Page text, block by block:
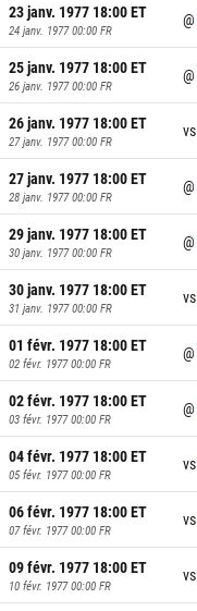
23 janv. 1977 18:00ET
24 janv. 1977 00:00 FR
@
25 janv. 1977 18:00ET
26 janv. 1977 00:00 FR
@
26 janv. 1977 18:00ET
27 janv. 1977 00:00 FR
vs
27 janv. 1977 18:00ET
28 janv. 1977 00:00 FR
@
29 janv. 1977 18:00ET
30 janv. 1977 00:00 FR
@
30 janv. 1977 18:00ET
31 janv. 1977 00:00 FR
vs
01 févr. 1977 18:00ET
02 févr. 1977 00:00 FR
@
02 févr. 1977 18:00ET
03 févr. 1977 00:00 FR
@
04 févr. 1977 18:00ET
05 févr. 1977 00:00 FR
vs
06 févr. 1977 18:00ET
07 févr. 1977 00:00 FR
vs
09 févr. 1977 18:00ET
10 févr. 1977 00:00 FR
vs